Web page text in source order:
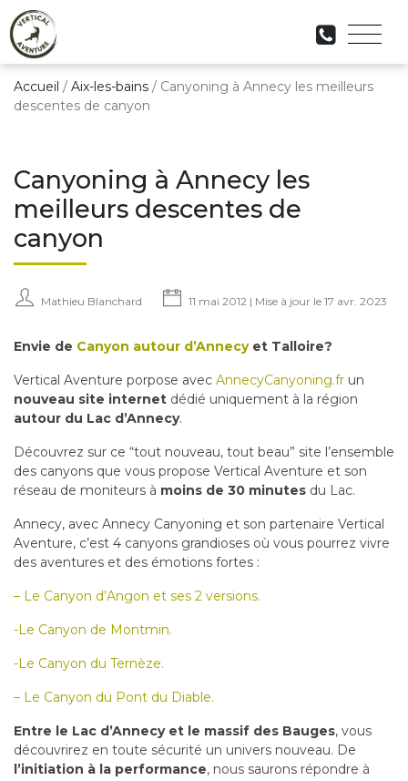
Accueil / Aix-les-bains / Canyoning à Annecy les meilleurs
descentes de canyon
Canyoning à Annecy les
meilleurs descentes de
canyon
Mathieu Blanchard 11 mai 2012 | Mise à jour le 17 avr. 2023
Envie de Canyon autour d’Annecyet Talloire?
Vertical Aventure porpose avec AnnecyCanyoning.fr un
nouveau site internet dédié uniquement à la région
autour du Lac d’Annecy.
Découvrez sur ce “tout nouveau, tout beau” site l’ensemble
des canyons que vous propose Vertical Aventure et son
réseau de moniteurs à moins de 30 minutes du Lac.
Annecy, avec Annecy Canyoning et son partenaire Vertical
Aventure, c’est 4 canyons grandioses où vous pourrez vivre
des aventures et des émotions fortes :
– Le Canyon d’Angon et ses 2 versions.
-Le Canyon de Montmin.
-Le Canyon du Ternèze.
– Le Canyon du Pont du Diable.
Entre le Lac d’Annecy et le massif des Bauges, vous
découvrirez en toute sécurité un univers nouveau. De
l’initiation à la performance, nous saurons répondre à